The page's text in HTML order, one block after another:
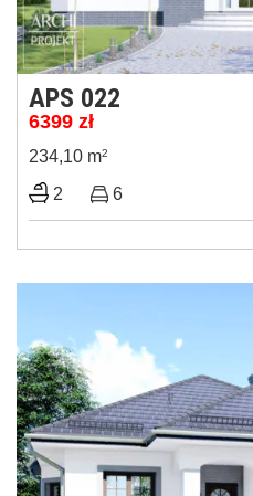
APS 022
6399 zł
234,10 m2
2 6